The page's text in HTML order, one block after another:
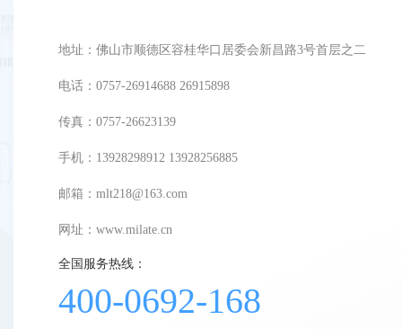
地址：佛山市顺德区容桂华口居委会新昌路3号首层之二
电话：0757-26914688 26915898
传真：0757-26623139
手机：13928298912 13928256885
邮箱：mlt218@163.com
网址： www.milate.cn
全国服务热线：
400-0692-168